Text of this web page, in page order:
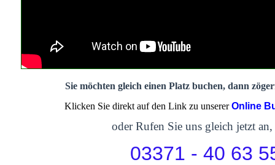
Sie möchten gleich einen Platz buchen, dann
Klicken Sie direkt auf den Link zu unsererOnline
oder Rufen Sie uns gleich jetzt an,
03371 - 40 63